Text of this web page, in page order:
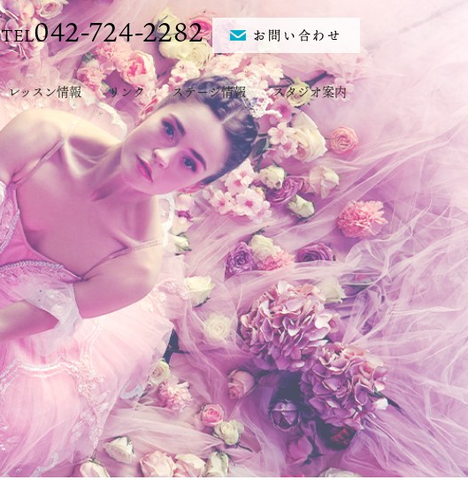
TEL042-724-2282 お問い合わせ
レッスン情報 リンク ステージ情報 スタジオ案内